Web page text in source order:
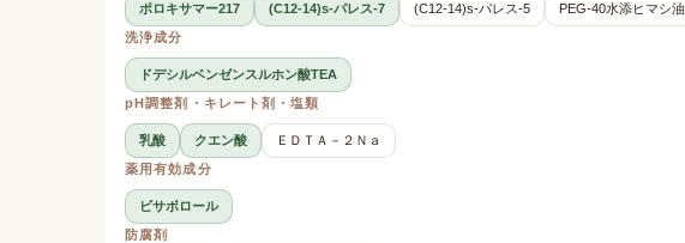
ポロキサマー217 (C12-14)s-パレス-7 (C12-14)s-パレス-5 PEG-40水添ヒマシ油
洗浄成分
ドデシルベンゼンスルホン酸TEA
pH調整剤・キレート剤・塩類
乳酸 クエン酸
ＥＤＴＡ－２Ｎａ
薬用有効成分
ビサボロール
防腐剤